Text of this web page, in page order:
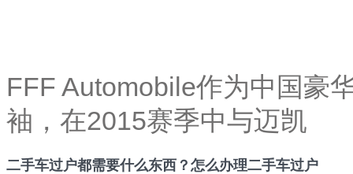
FFF Automobile作为中国豪
袖，在2015赛季中与迈凯
二手车过户都需要什么东西？怎么办理二手车过户